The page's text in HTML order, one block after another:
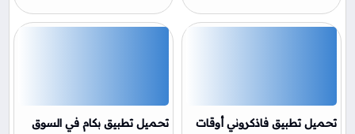
تحميل تطبيق فاذكروني أوقات
تحميل تطبيق بكام في السوق